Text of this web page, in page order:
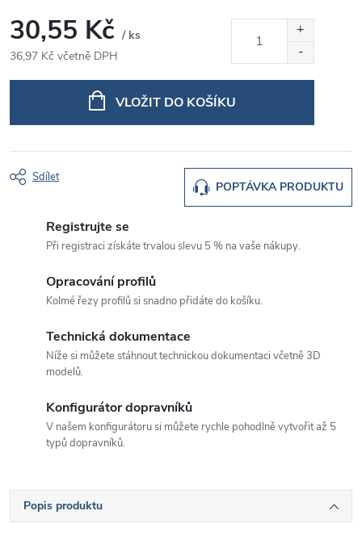
30,55 Kč / ks
36,97 Kč včetně DPH
VLOŽIT DO KOŠÍKU
POPTÁVKA PRODUKTU
Sdílet
Registrujte se
Při registraci získáte trvalou slevu 5 % na vaše nákupy.
Opracování profilů
Kolmé řezy profilů si snadno přidáte do košíku.
Technická dokumentace
Níže si můžete stáhnout technickou dokumentaci včetně 3D
modelů.
Konfigurátor dopravníků
V našem konfigurátoru si můžete rychle pohodlně vytvořit až 5
typů dopravníků.
Popis produktu